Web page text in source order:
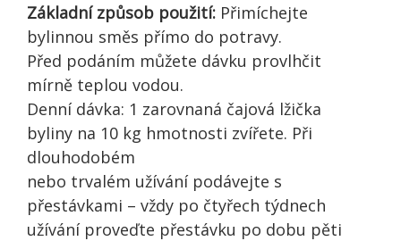
Základní způsob použití: Přimíchejte
bylinnou směs přímo do potravy.
Před podáním můžete dávku provlhčit
mírně teplou vodou.
Denní dávka: 1 zarovnaná čajová lžička
byliny na 10 kg hmotnosti zvířete. Při
dlouhodobém
nebo trvalém užívání podávejte s
přestávkami – vždy po čtyřech týdnech
užívání proveďte přestávku po dobu pěti